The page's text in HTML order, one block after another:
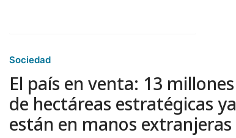
Sociedad
El país en venta: 13 millones
de hectáreas estratégicas ya
están en manos extranjeras